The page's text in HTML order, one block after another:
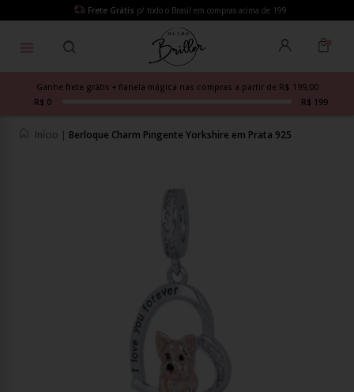
Frete Grátis p/ todo o Brasil em compras acima de 199
Ganhe frete grátis + flanela mágica nas compras a partir de R$ 199,00
R$ 0
R$ 199
Início | Berloque Charm Pingente Yorkshire em Prata 925